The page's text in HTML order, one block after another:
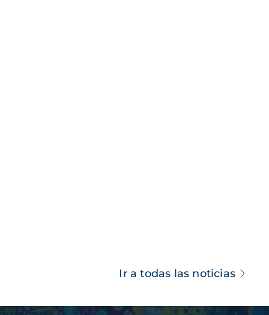
Ir a todas las noticias